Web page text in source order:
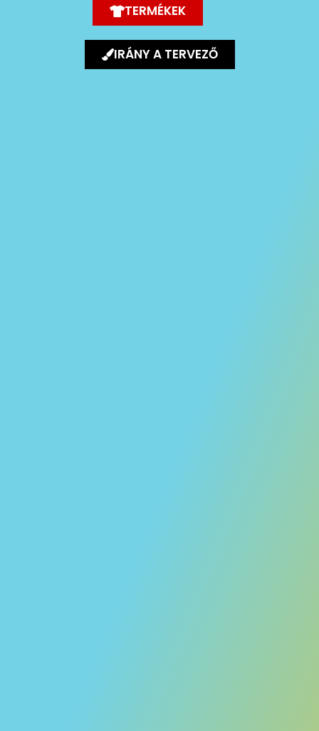
TERMÉKEK
IRÁNY A TERVEZŐ